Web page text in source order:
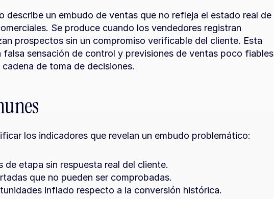
describe un embudo de ventas que no refleja el estado real de
Se produce cuando los vendedores registran
prospectos sin un compromiso verificable del cliente. Esta
falsa sensación de control y previsiones de ventas poco fiables
de toma de decisiones.
los indicadores que revelan un embudo problemático:
de etapa sin respuesta real del cliente.
que no pueden ser comprobadas.
inflado respecto a la conversión histórica.